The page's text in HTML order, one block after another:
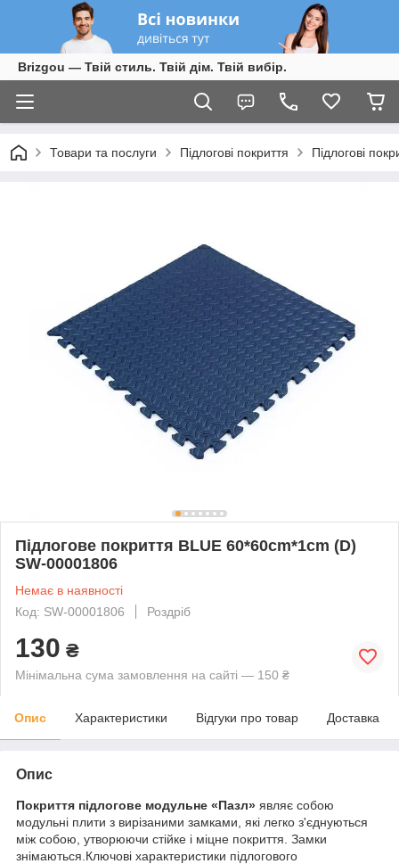
Brizgou — Твій стиль. Твій дім. Твій вибір.
Товари та послуги Підлогові покриття Підлогові
Підлогове покриття BLUE 60*60cm*1cm (D)
SW-00001806
Немає в наявності
Код: SW-00001806
Роздріб
130 ₴
Мінімальна сума замовлення на сайті — 150 ₴
Опис Характеристики Відгуки про товар Доставка
Опис
Покриття підлогове модульне «Пазл» являє собою
модульні плити з вирізаними замками, які легко з'єднуються
між собою, утворюючи стійке і міцне покриття. Замки
знімаються.Ключові характеристики підлогового